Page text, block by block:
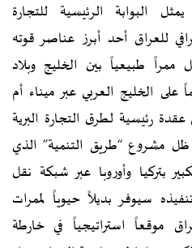
البوابة الرئيسية للتجارة
للعراق أحد أبرز عناصر قوته
ممراً طبيعياً بين الخليج وبلاد
على الخليج العربي عبر ميناء أم
رئيسية لطرق التجارة البرية
ظل مشروع “طريق التنمية” الذي
بتركيا وأوروبا عبر شبكة نقل
سيوفر بديلاً حيوياً لممرات
موقعاً استراتيجياً في خارطة